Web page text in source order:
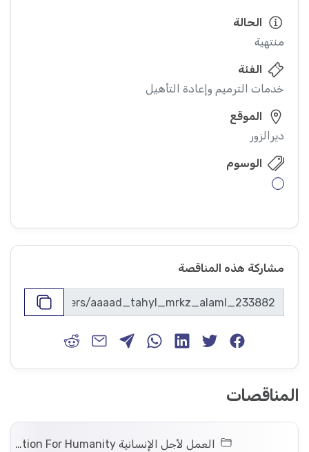
الحالة
منتهية
الفئة
خدمات الترميم وإعادة التأهيل
الموقع
ديرالزور
الوسوم
مشاركة هذه المناقصة
المناقصات
العمل لأجل الإنسانية Action For Humanity